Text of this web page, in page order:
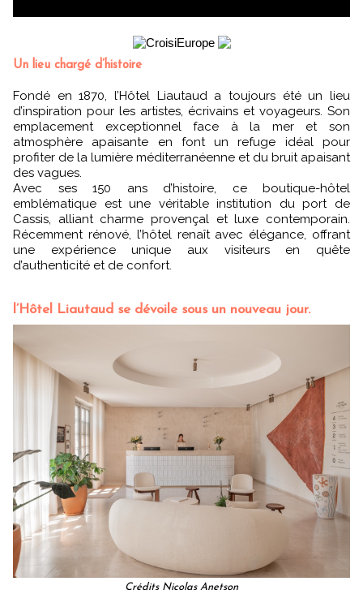
Un lieu chargé d’histoire
Fondé en 1870, l’Hôtel Liautaud a toujours été un lieu
d’inspiration pour les artistes, écrivains et voyageurs. Son
emplacement exceptionnel face à la mer et son
atmosphère apaisante en font un refuge idéal pour
profiter de la lumière méditerranéenne et du bruit apaisant
des vagues.
Avec ses 150 ans d’histoire, ce boutique-hôtel
emblématique est une véritable institution du port de
Cassis, alliant charme provençal et luxe contemporain.
Récemment rénové, l’hôtel renaît avec élégance, offrant
une expérience unique aux visiteurs en quête
d’authenticité et de confort.
l’Hôtel Liautaud se dévoile sous un nouveau jour.
Crédits Nicolas Anetson